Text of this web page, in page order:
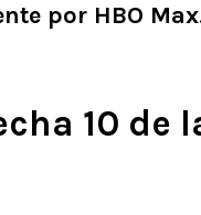
por HBO
10 de